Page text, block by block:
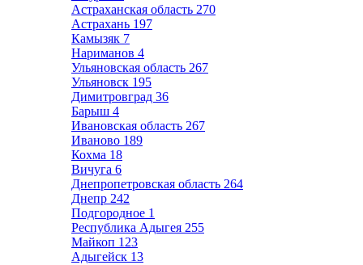
Астраханская область 270
Астрахань 197
Камызяк 7
Нариманов 4
Ульяновская область 267
Ульяновск 195
Димитровград 36
Барыш 4
Ивановская область 267
Иваново 189
Кохма 18
Вичуга 6
Днепропетровская область 264
Днепр 242
Подгородное 1
Республика Адыгея 255
Майкоп 123
Адыгейск 13